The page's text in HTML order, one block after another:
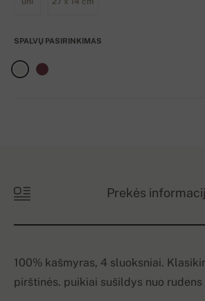
SPALVŲ PASIRINKIMAS
Prekės
100% kašmyras, 4 sluoksniai.
pirštinės. puikiai sušildys nuo rudens